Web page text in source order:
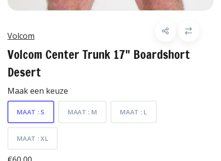
Volcom
Volcom Center Trunk 17" Boardshort
Desert
Maak een keuze
MAAT : S MAAT : M MAAT : L
MAAT : XL